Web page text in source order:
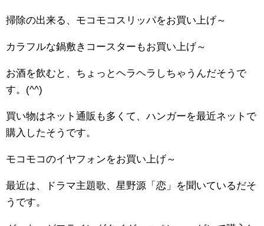
掃除の出来る、モコモコスリッパをお買い上げ～
カラフルな鍋敷きコースターもお買い上げ～
お酒を飲むと、ちょっとヘラヘラしちゃうんだそうで
す。(^^)
買い物はネット通販も多くて、ハンガーを最近ネットで
購入したそうです。
モコモコのイヤフォンをお買い上げ～
最近は、ドラマ主題歌、星野源「恋」を聞いているだそ
うです。